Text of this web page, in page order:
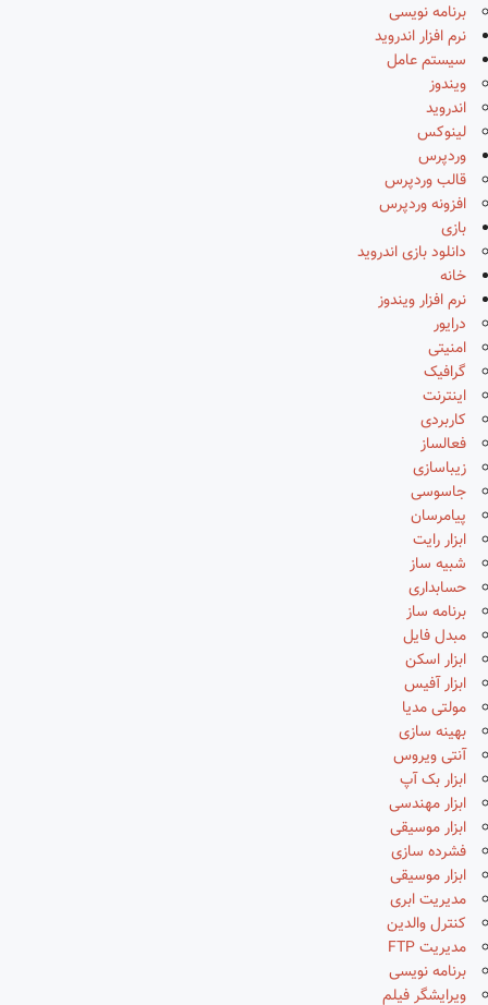
برنامه نویسی
نرم افزار اندروید
سیستم عامل
ویندوز
اندروید
لینوکس
وردپرس
قالب وردپرس
افزونه وردپرس
بازی
دانلود بازی اندروید
خانه
نرم افزار ویندوز
درایور
امنیتی
گرافیک
اینترنت
کاربردی
فعالساز
زیباسازی
جاسوسی
پیامرسان
ابزار رایت
شبیه ساز
حسابداری
برنامه ساز
مبدل فایل
ابزار اسکن
ابزار آفیس
مولتی مدیا
بهینه سازی
آنتی ویروس
ابزار بک آپ
ابزار مهندسی
ابزار موسیقی
فشرده سازی
ابزار موسیقی
مدیریت ابری
کنترل والدین
مدیریت FTP
برنامه نویسی
ویرایشگر فیلم